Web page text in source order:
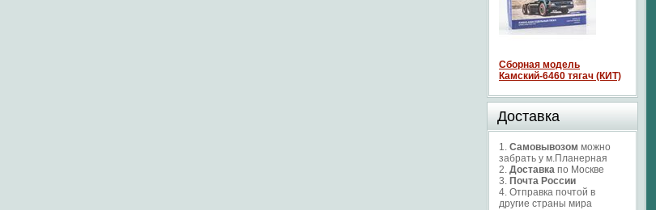
Сборная модель
Камский-6460 тягач (КИТ)
Доставка
1. Самовывозом можно
забрать у м.Планерная
2. Доставка по Москве
3. Почта России
4. Отправка почтой в
другие страны мира